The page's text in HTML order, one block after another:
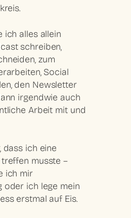
ich alles allein
schreiben,
zum
Social
den Newsletter
irgendwie auch
Arbeit mit und
dass ich eine
musste –
ich mir
oder ich lege mein
erstmal auf Eis.